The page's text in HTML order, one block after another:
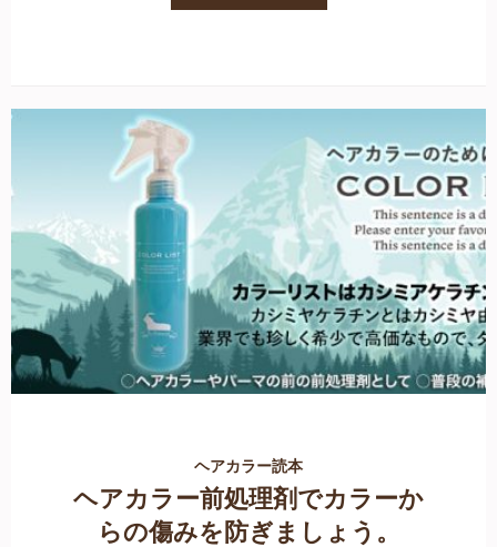
ヘアカラー読本
ヘアカラー前処理剤でカラーか
らの傷みを防ぎましょう。